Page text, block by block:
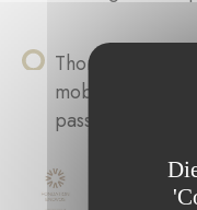
Thomas
mobile
passive radar